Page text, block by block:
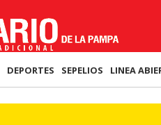
DEPORTES SEPELIOS LINEA